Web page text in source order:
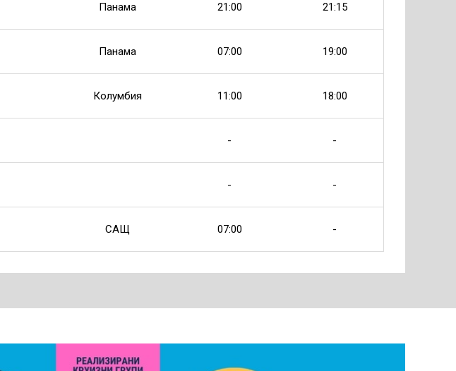
Панама 21:00 21:15
Панама 07:00 19:00
Колумбия 11:00 18:00
- -
- -
САЩ 07:00 -